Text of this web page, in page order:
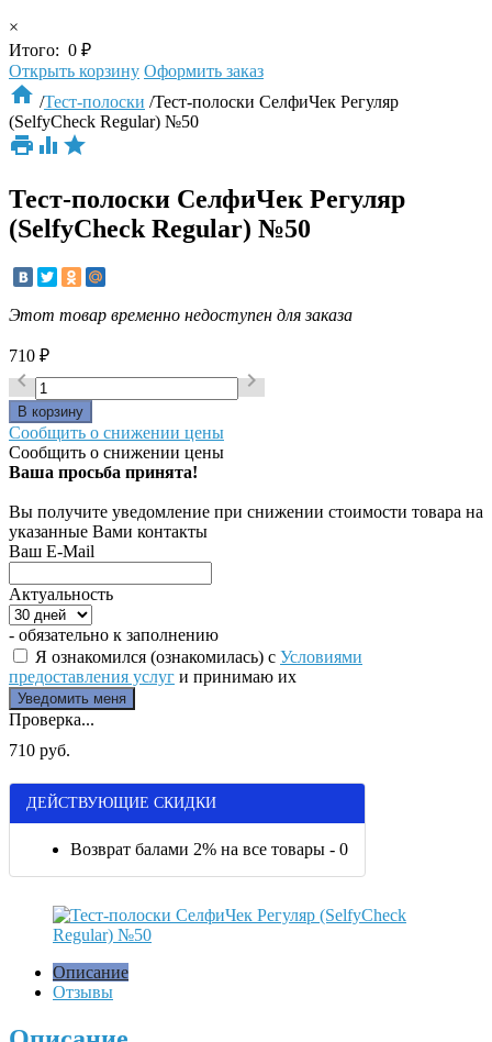
×
Итого: 0 ₽
Открыть корзину Оформить заказ
 /Тест-полоски /Тест-полоски СелфиЧек Регуляр
(SelfyСheck Regular) №50
  
Тест-полоски СелфиЧек Регуляр
(SelfyСheck Regular) №50
Этот товар временно недоступен для заказа
710 ₽
 
Сообщить о снижении цены
Сообщить о снижении цены
Ваша просьба принята!
Вы получите уведомление при снижении стоимости товара на
указанные Вами контакты
Ваш E-Mail
Актуальность
- обязательно к заполнению
Я ознакомился (ознакомилась) с Условиями
предоставления услуг и принимаю их
Проверка...
710 руб.
ДЕЙСТВУЮЩИЕ СКИДКИ
Возврат балами 2% на все товары - 0
Описание
Отзывы